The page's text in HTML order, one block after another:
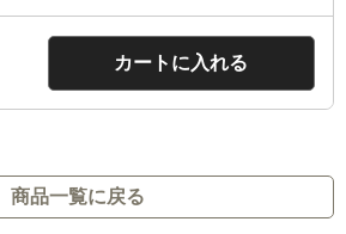
カートに入れる
商品一覧に戻る